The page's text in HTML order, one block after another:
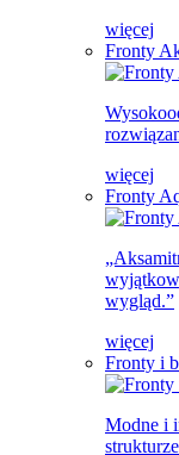
więcej
Fronty
więcej
Fronty
wygląd.”
więcej
Fronty i
Modne i